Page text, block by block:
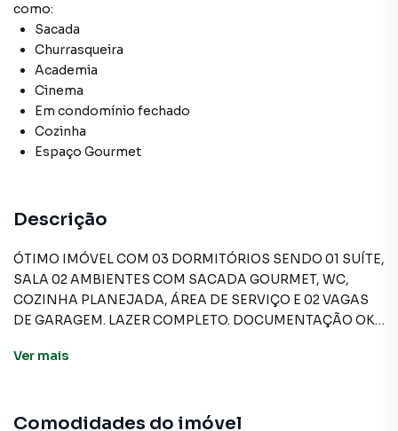
como:
Sacada
Churrasqueira
Academia
Cinema
Em condomínio fechado
Cozinha
Espaço Gourmet
Descrição
ÓTIMO IMÓVEL COM 03 DORMITÓRIOS SENDO 01 SUÍTE,
SALA 02 AMBIENTES COM SACADA GOURMET, WC,
COZINHA PLANEJADA, ÁREA DE SERVIÇO E 02 VAGAS
DE GARAGEM. LAZER COMPLETO. DOCUMENTAÇÃO OK.
deseja mais informações sobre Apartamento em Osasco?
Ver mais
Comodidades do imóvel